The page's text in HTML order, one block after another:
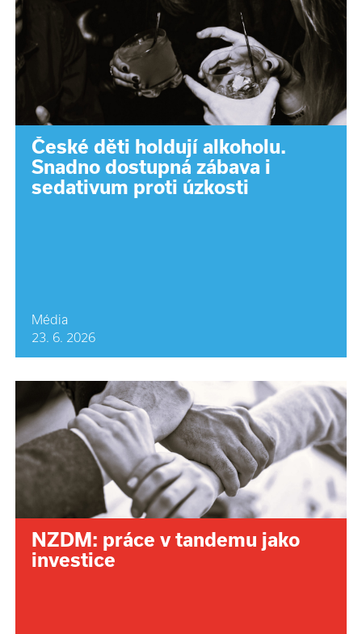
České děti holdují alkoholu.
Snadno dostupná zábava i
sedativum proti úzkosti
Média
23. 6. 2026
NZDM: práce v tandemu jako
investice